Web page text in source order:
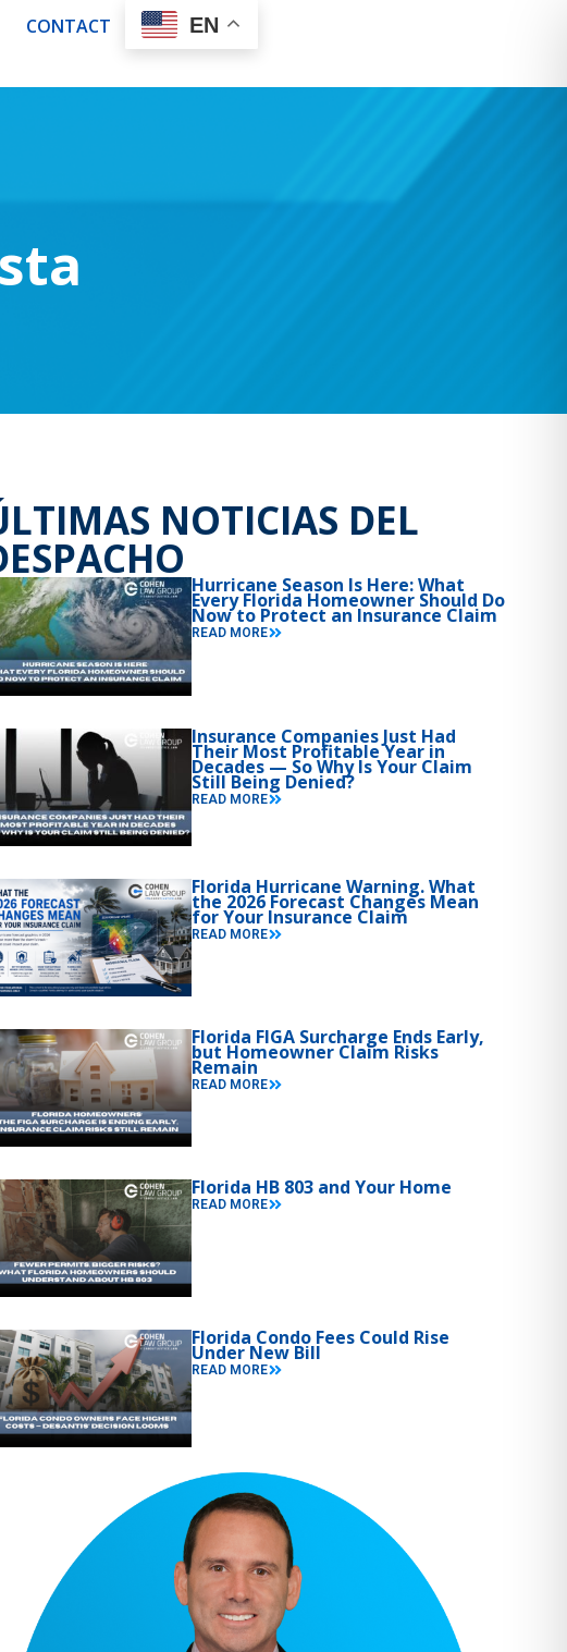
CONTACT EN
NOTICIAS DEL
Hurricane Season Is Here: What
Every Florida Homeowner Should Do
Now to Protect an Insurance Claim
READ MORE
Insurance Companies Just Had
Their Most Profitable Year in
Decades — So Why Is Your Claim
Still Being Denied?
READ MORE
Florida Hurricane Warning. What
the 2026 Forecast Changes Mean
for Your Insurance Claim
READ MORE
Florida FIGA Surcharge Ends Early,
but Homeowner Claim Risks
Remain
READ MORE
Florida HB 803 and Your Home
READ MORE
Florida Condo Fees Could Rise
Under New Bill
READ MORE